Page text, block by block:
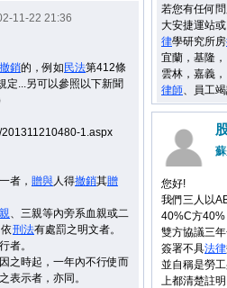
若您有任何
大安捷運站
律學研究所房
宜蘭，基隆
雲林，嘉義
律師、員工
11-22 21:36
撤銷的，例如 民法第412條
定...另可以參照以下新聞
201311210480-1.aspx
者， 贈與人得撤銷其贈
、三親等內旁系血親或二
刑法有處罰之明文者。
者。
之時起，一年內不行使而
表示者，亦同。
您好!
我們三人以
40%C方40%
雙方協議三
簽署不具法律
並自稱是勞
上都清楚註